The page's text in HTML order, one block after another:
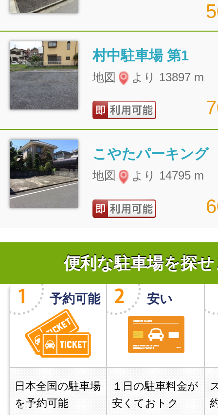
村中駐車場 第1
地図 より 13897 m
こやたパーキング
地図 より 14795 m
便利な駐車場を探
予約可能
日本全国の駐車場
を予約可能
安い
１日の駐車料金が
安くておトク